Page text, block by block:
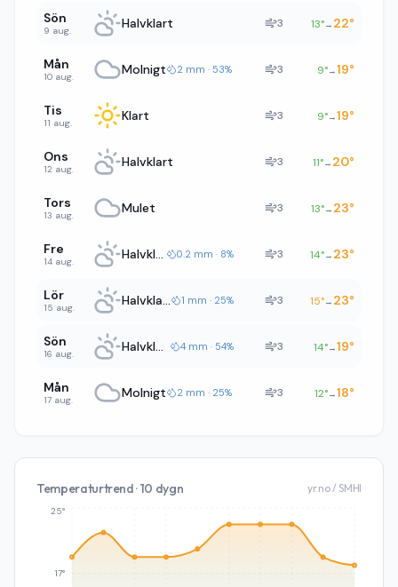
Sön
9 aug. Halvklart 3 13°→ 22°
Mån
10 aug. Molnigt 2 mm · 53% 3 9°→19°
Tis
11 aug. Klart 3 9°→19°
Ons
12 aug. Halvklart 3 11°→ 20°
Tors
13 aug. Mulet 3 13°→ 23°
Fre
14 aug. Halvklart 0.2 mm · 8% 3 14°→ 23°
Lör
15 aug. Halvklart 1 mm · 25% 3 15°→ 23°
Sön
16 aug. Halvklart 4 mm · 54% 3 14°→19°
Mån
17 aug. Molnigt 2 mm · 25% 3 12°→18°
Temperaturtrend · 10 dygn yr.no / SMHI
17°
25°